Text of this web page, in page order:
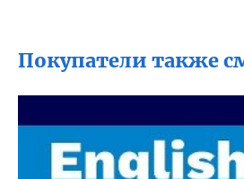
Покупатели также